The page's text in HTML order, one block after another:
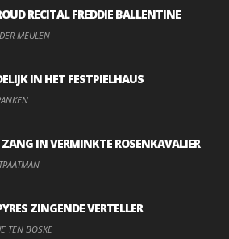
RECITAL FREDDIE BALLENTINE
MEULEN
IN HET FESTPIELHAUS
ZANG IN VERMINKTE ROSENKAVALIER
ZINGENDE VERTELLER
TEN BOSKE